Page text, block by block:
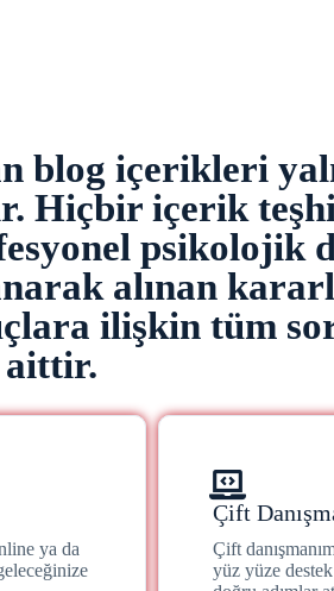
blog içerikleri
Hiçbir içerik
psikolojik
alınan
ilişkin tüm
aittir.
ya da
Çift
Çift
yüz yüze